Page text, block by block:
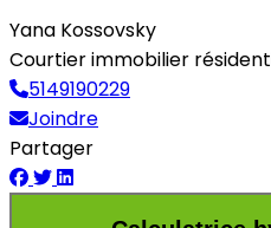
Yana Kossovsky
Courtier immobilier
5149190229
Joindre
Partager